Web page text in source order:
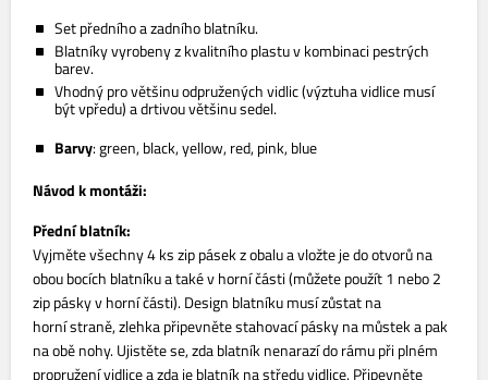
Set předního a zadního blatníku.
Blatníky vyrobeny z kvalitního plastu v kombinaci pestrých
barev.
Vhodný pro většinu odpružených vidlic (výztuha vidlice musí
být vpředu) a drtivou většinu sedel.
Barvy: green, black, yellow, red, pink, blue
Návod k montáži:
Přední blatník:
Vyjměte všechny 4 ks zip pásek z obalu a vložte je do otvorů na
obou bocích blatníku a také v horní části (můžete použít 1 nebo 2
zip pásky v horní části). Design blatníku musí zůstat na
horní straně, zlehka připevněte stahovací pásky na můstek a pak
na obě nohy. Ujistěte se, zda blatník nenarazí do rámu při plném
propružení vidlice a zda je blatník na středu vidlice. Připevněte